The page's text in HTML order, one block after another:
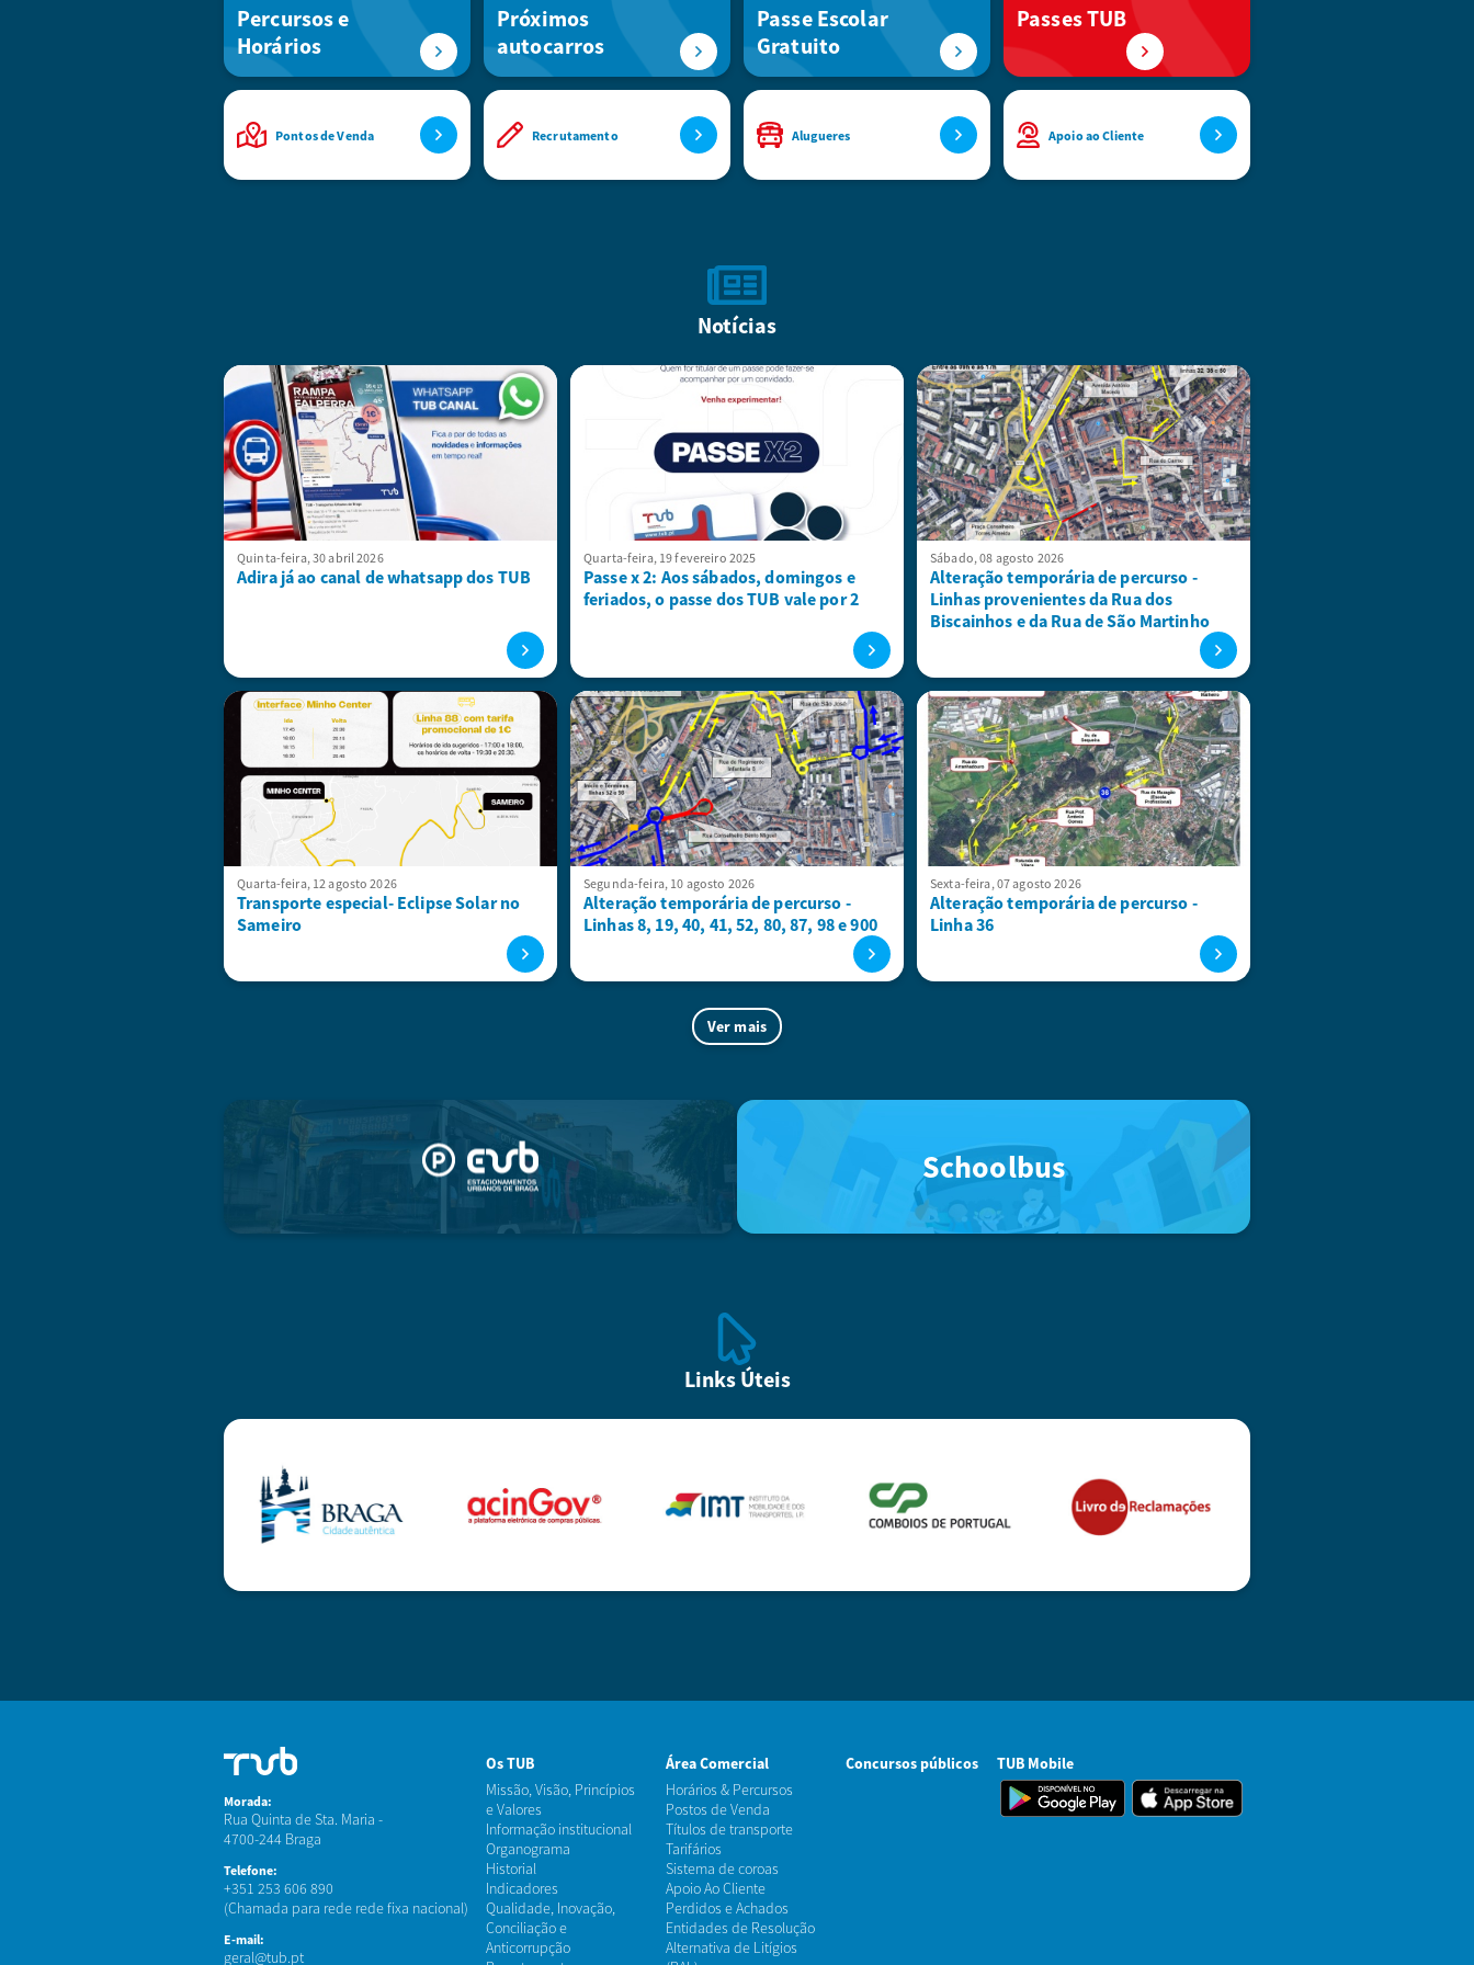
Percursos e
Horários
Próximos
autocarros
Passe Escolar
Gratuito
Passes TUB
Pontos de Venda Recrutamento Alugueres Apoio ao Cliente
Notícias
Quinta-feira, 30 abril 2026
Adira já ao canal de whatsapp dos TUB
Quarta-feira, 19 fevereiro 2025
Passe x 2: Aos sábados, domingos e
feriados, o passe dos TUB vale por 2
Sábado, 08 agosto 2026
Alteração temporária de percurso -
Linhas provenientes da Rua dos
Biscainhos e da Rua de São Martinho
Quarta-feira, 12 agosto 2026
Transporte especial- Eclipse Solar no
Sameiro
Segunda-feira, 10 agosto 2026
Alteração temporária de percurso -
Linhas 8, 19, 40, 41, 52, 80, 87, 98 e 900
Sexta-feira, 07 agosto 2026
Alteração temporária de percurso -
Linha 36
Ver mais
Schoolbus
Links Úteis
Morada:
Rua Quinta de Sta. Maria -
4700-244 Braga
Telefone:
+351 253 606 890
(Chamada para rede rede fixa nacional)
E-mail:
geral@tub.pt
Os TUB
Missão, Visão, Princípios
e Valores
Informação institucional
Organograma
Historial
Indicadores
Qualidade, Inovação,
Conciliação e
Anticorrupção
Área Comercial
Horários & Percursos
Postos de Venda
Títulos de transporte
Tarifários
Sistema de coroas
Apoio Ao Cliente
Perdidos e Achados
Entidades de Resolução
Alternativa de Litígios
Concursos públicos TUB Mobile